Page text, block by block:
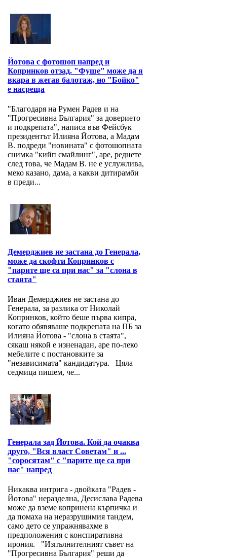
Йотова с фотошоп напред и
Копринков отзад. "Фуше" може да я
вкара в жегав балотаж, но "Бойко"
е насреща
"Благодаря на Румен Радев и на
"Прогресивна България" за доверието
и подкрепата", написа във Фейсбук
президентът Илияна Йотова, а Мадам
В. подреди "новината" с фотошопната
снимка "кийп смайлинг", аре, реднете
след това, че Мадам В. не е услужлива,
меко казано, дама, а какви дитирамби
в преди...
Демерджиев не застана до Генерала,
може да скофти Копринков с
"парите ще са при нас" за "слона в
стаята"
Иван Демерджиев не застана до
Генерала, за разлика от Николай
Копринков, който беше първа кипра,
когато обявяваше подкрепата на ПБ за
Илияна Йотова - "слона в стаята",
сякаш някой е изненадан, аре по-леко
мебелите с постановките за
"независимата" кандидатура. Цяла
седмица пишем, че...
Генерала зад Йотова. Кой да очаква
друго, "Вся власт Советам" и ...
"соросятам" с "парите ще са при
нас" напред
Никаква интрига - двойката "Радев -
Йотова" неразделна, Десислава Радева
може да вземе копринена кърпичка и
да помаха на неразрушимия тандем,
само дето се упражнявахме в
предположения с конспиративна
ирония. "Изпълнителният съвет на
"Прогресивна България" реши да